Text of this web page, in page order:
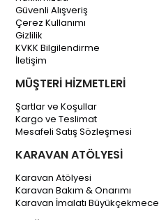
Güvenli Alışveriş
Çerez Kullanımı
Gizlilik
KVKK Bilgilendirme
İletişim
MÜŞTERİ HİZMETLERİ
Şartlar ve Koşullar
Kargo ve Teslimat
Mesafeli Satış Sözleşmesi
KARAVAN ATÖLYESİ
Karavan Atölyesi
Karavan Bakım & Onarımı
Karavan İmalatı Büyükçekmece